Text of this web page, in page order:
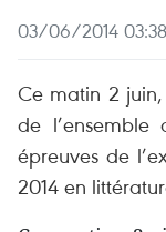
03/06/2014 03:38
Ce matin 2
de
épreuves de
2014 en